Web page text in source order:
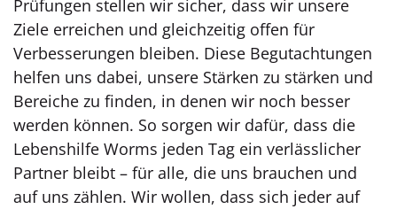
Prüfungen stellen wir sicher, dass wir unsere
Ziele erreichen und gleichzeitig offen für
Verbesserungen bleiben. Diese Begutachtungen
helfen uns dabei, unsere Stärken zu stärken und
Bereiche zu finden, in denen wir noch besser
werden können. So sorgen wir dafür, dass die
Lebenshilfe Worms jeden Tag ein verlässlicher
Partner bleibt – für alle, die uns brauchen und
auf uns zählen. Wir wollen, dass sich jeder auf